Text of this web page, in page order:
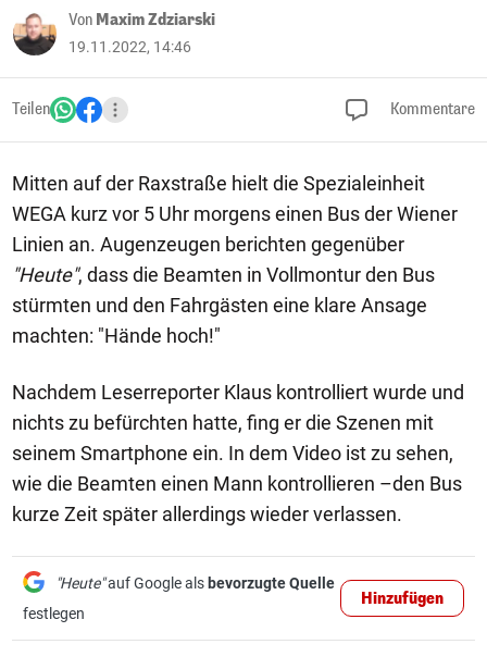
Von Maxim Zdziarski
19.11.2022, 14:46
Teilen Kommentare
Mitten auf der Raxstraße hielt die Spezialeinheit
WEGA kurz vor 5 Uhr morgens einen Bus der Wiener
Linien an. Augenzeugen berichten gegenüber
"Heute", dass die Beamten in Vollmontur den Bus
stürmten und den Fahrgästen eine klare Ansage
machten: "Hände hoch!"
Nachdem Leserreporter Klaus kontrolliert wurde und
nichts zu befürchten hatte, fing er die Szenen mit
seinem Smartphone ein. In dem Video ist zu sehen,
wie die Beamten einen Mann kontrollieren –den Bus
kurze Zeit später allerdings wieder verlassen.
"Heute"auf Google als bevorzugte Quelle
festlegen
Hinzufügen